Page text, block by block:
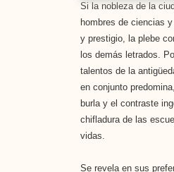
Si la nobleza de la
hombres de ciencias
y prestigio, la plebe
los demás letrados.
talentos de la
en conjunto
burla y el contraste
chifladura de las
vidas.
Se revela en sus